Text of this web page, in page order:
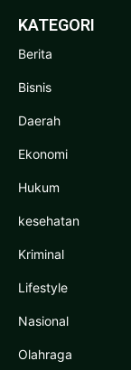
KATEGORI
Berita
Bisnis
Daerah
Ekonomi
Hukum
kesehatan
Kriminal
Lifestyle
Nasional
Olahraga